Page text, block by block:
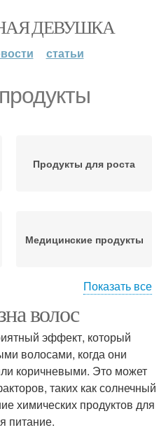
ДЕВУШКА
статьи
Продукты для роста
Медицинские продукты
Показать все
волос
эффект, который
волосами, когда они
коричневыми. Это может
таких как солнечный
химических продуктов для
питание.